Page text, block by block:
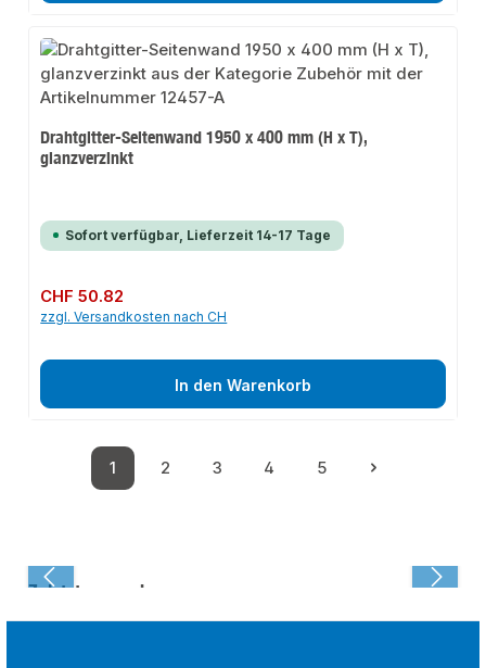
Drahtgitter-Seitenwand 1950 x 400 mm (H x T),
glanzverzinkt
Sofort verfügbar, Lieferzeit 14-17 Tage
Regulärer Preis:
CHF 50.82
zzgl. Versandkosten nach CH
In den Warenkorb
Seite
1
Seite
2
Seite
3
Seite
4
Seite
5
Zuletzt angesehen: